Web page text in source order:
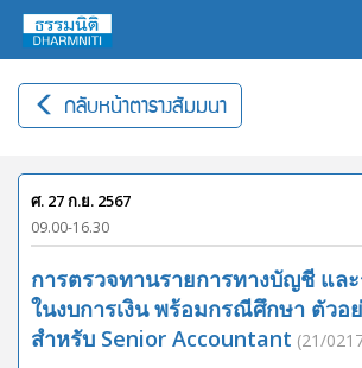
กลับหน้าตารางสัมมนา
ศ. 27 ก.ย. 2567
09.00-16.30
การตรวจทานรายการทางบัญชี แล
ในงบการเงิน พร้อมกรณีศึกษา ตัวอ
สำหรับ Senior Accountant (21/